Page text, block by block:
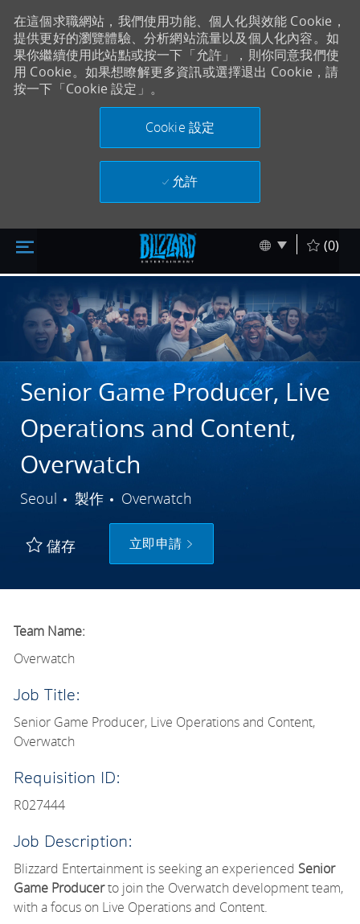
Skip to main content
在這個求職網站，我們使用功能、個人化與效能 Cookie，
提供更好的瀏覽體驗、分析網站流量以及個人化內容。如
果你繼續使用此站點或按一下「允許」，則你同意我們使
用 Cookie。如果想瞭解更多資訊或選擇退出 Cookie，請
按一下「Cookie 設定」。
Cookie 設定
允許
跳至主要內容 Language
Chinese(0)
Senior Game Producer, Live
Operations and Content,
Overwatch
城市
Seoul 類別
製作 Overwatch
儲存 立即申請
Team Name:
Overwatch
Job Title:
Senior Game Producer, Live Operations and Content,
Overwatch
Requisition ID:
R027444
Job Description:
Blizzard Entertainment is seeking an experienced Senior
Game Producerto join the Overwatch development team,
with a focus on Live Operations and Content.